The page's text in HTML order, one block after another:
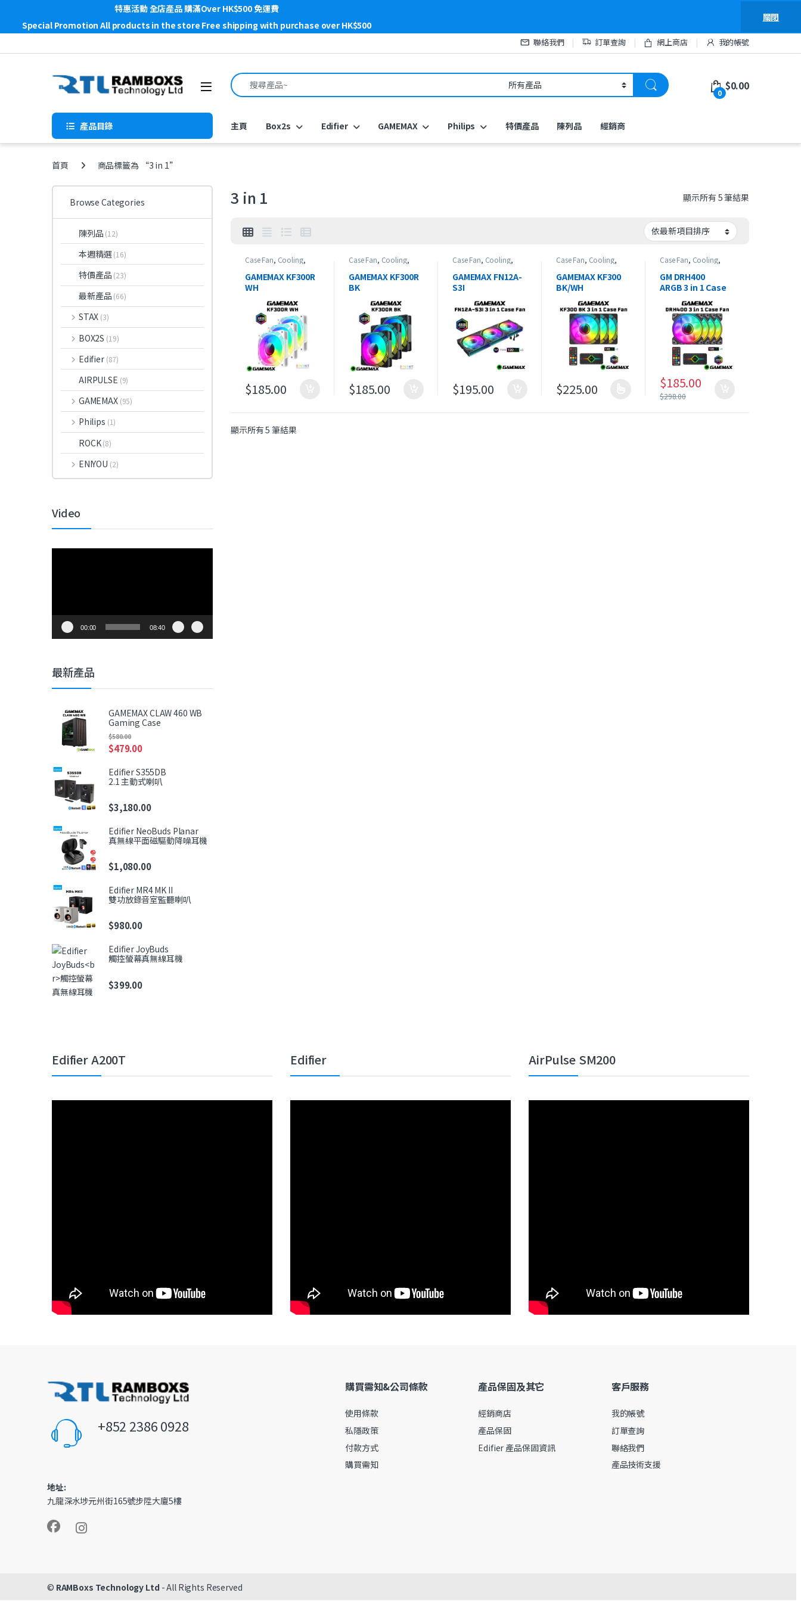
特惠活動 全店產品 購滿Over HK$500 免運費
Special Promotion All products in the store Free shipping with purchase over HK$500
關閉
Skip to navigation
Skip to content 聯絡我們 訂單查詢 網上商店 我的帳號
Open Search for:
0
$0.00
產品目錄 主頁 Box2s Edifier GAMEMAX Philips 特價產品 陳列品 經銷商
首頁 商品標籤為 “3 in 1”
3 in 1 顯示所有 5 筆結果
Case Fan, Cooling,
GAMEMAX
GAMEMAX KF300R
WH
Reversed Fan
Blades
$185.00
Case Fan, Cooling,
GAMEMAX
GAMEMAX KF300R
BK
Reversed Fan
Blades
$185.00
Case Fan, Cooling,
GAMEMAX
GAMEMAX FN12A-
S3I
$195.00
Case Fan, Cooling,
GAMEMAX
GAMEMAX KF300
BK/WH
Fan
With Hub
$225.00
此產品有多種款式。 可在產品頁面選擇選項
Case Fan, Cooling,
GAMEMAX 特價產品
GM DRH400
ARGB 3 in 1 Case
$185.00
$298.00
顯示所有 5 筆結果依最新項目排序
Browse Categories
陳列品 (12)
本週精選(16)
特價產品 (23)
最新產品 (66)
STAX (3)
BOX2S (19)
Edifier (87)
AIRPULSE (9)
GAMEMAX (95)
Philips (1)
ROCK(8)
ENIYOU (2)
Video
00:00 08:40
最新產品
GAMEMAX CLAW 460 WB
Gaming Case
$479.00
$580.00
Edifier S355DB
2.1 主動式喇叭
$3,180.00
Edifier NeoBuds Planar
真無線平面磁驅動降噪耳機
$1,080.00
Edifier MR4 MK II
雙功放錄音室監聽喇叭
$980.00
Edifier JoyBuds
觸控螢幕真無線耳機
$399.00
Edifier A200T Edifier AirPulse SM200
+852 2386 0928
地址:
九龍深水埗元州街165號步陞大廈5樓
購買需知&公司條款
使用條款
私隱政策
付款方式
購買需知
產品保固及其它
經銷商店
產品保固
Edifier 產品保固資訊
客戶服務
我的帳號
訂單查詢
聯絡我們
產品技術支援
© RAMBoxs Technology Ltd - All Rights Reserved